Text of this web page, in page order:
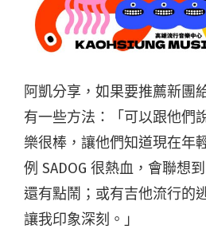
阿凱分享，如果要推薦新團
有一些方法：「可以跟他們
樂很棒，讓他們知道現在年
例 SADOG 很熱血，會聯想
還有點鬧；或有吉他流行的
讓我印象深刻。」